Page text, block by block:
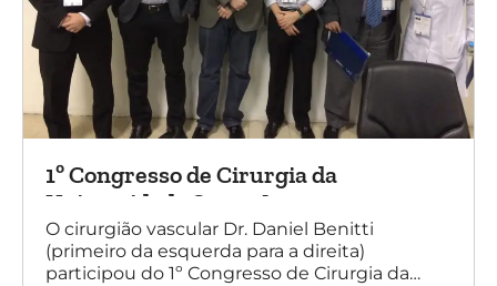
1º Congresso de Cirurgia da
Universidade Santo Amaro
O cirurgião vascular Dr. Daniel Benitti
(primeiro da esquerda para a direita)
participou do 1º Congresso de Cirurgia da